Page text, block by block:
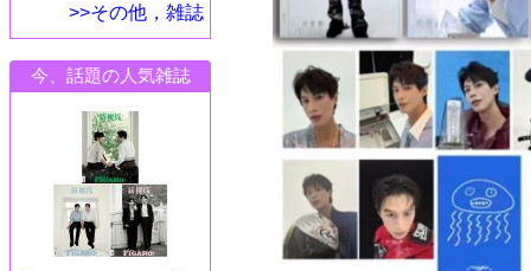
>>その他，雑誌
今、話題の人気雑誌